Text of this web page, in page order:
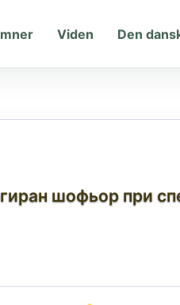
Viden Den
шофьор при